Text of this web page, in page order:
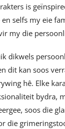
is
selfs my eie
my die
dikwels
dit kan soos
hê. Elke
bydra,
soos die
die